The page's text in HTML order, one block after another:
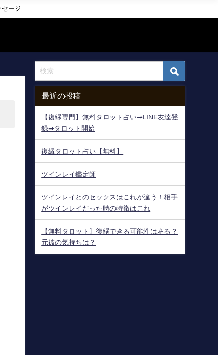
セージ
最近の投稿
【復縁専門】無料タロット占い➡LINE友達登
録➡タロット開始
復縁タロット占い【無料】
ツインレイ鑑定師
ツインレイとのセックスはこれが違う！相手
がツインレイだった時の特徴はこれ
【無料タロット】復縁できる可能性はある？
元彼の気持ちは？